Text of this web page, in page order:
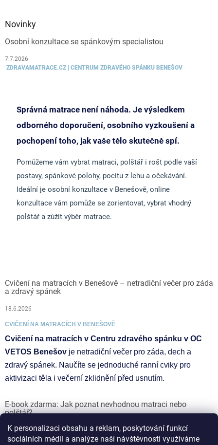
K personalizaci obsahu a reklam, poskytování funkcí
sociálních médií a analýze naší návštěvnosti využíváme
Novinky
Osobní konzultace se spánkovým specialistou
7.7.2026
ZDRAVAMATRACE.CZ | CENTRUM ZDRAVÉHO SPÁNKU BENEŠOV
Správná matrace není náhoda. Je výsledkem
odborného doporučení, osobního vyzkoušení a
pochopení toho, jak vaše tělo skutečně spí.
Pomůžeme vám vybrat matraci, polštář i rošt podle vaší
postavy, spánkové polohy, pocitu z lehu a očekávání.
Ideální je osobní konzultace v Benešově, online
konzultace vám pomůže se zorientovat, vybrat vhodný
polštář a zúžit výběr matrace.
Cvičení na matracích v Benešově – netradiční večer pro záda
a zdravý spánek
18.6.2026
CVIČENÍ NA MATRACÍCH V BENEŠOVĚ
Cvičení na matracích v Centru zdravého spánku v OC
VETOS Benešov je netradiční večer pro záda, dech a
zdravý spánek. Naučíte se jednoduché ranní cviky pro
aktivizaci těla i večerní zklidnění před usnutím.
E-book zdarma: Jak poznat nevhodnou matraci nebo
polštář?
17.6.2026